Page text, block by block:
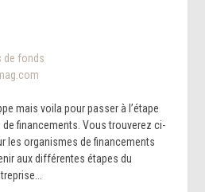
de fonds
mais voila pour passer à l’étape
financements. Vous trouverez ci-
les organismes de financements
aux différentes étapes du